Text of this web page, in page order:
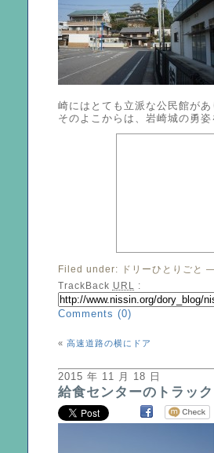
崎にはとても立派な公民館があ
そのよこからは、岩崎城の勇
Filed under: ドリーひとりごと —
TrackBack URL :
Comments (0)
« 高速道路の横にドア
2015 年 11 月 18 日
給食センターのトラック